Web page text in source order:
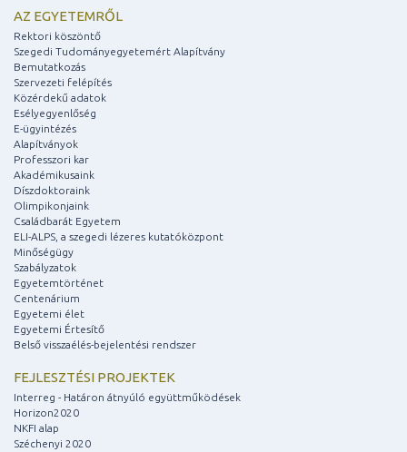
AZ EGYETEMRŐL
Rektori köszöntő
Szegedi Tudományegyetemért Alapítvány
Bemutatkozás
Szervezeti felépítés
Közérdekű adatok
Esélyegyenlőség
E-ügyintézés
Alapítványok
Professzori kar
Akadémikusaink
Díszdoktoraink
Olimpikonjaink
Családbarát Egyetem
ELI-ALPS, a szegedi lézeres kutatóközpont
Minőségügy
Szabályzatok
Egyetemtörténet
Centenárium
Egyetemi élet
Egyetemi Értesítő
Belső visszaélés-bejelentési rendszer
FEJLESZTÉSI PROJEKTEK
Interreg - Határon átnyúló együttműködések
Horizon2020
NKFI alap
Széchenyi 2020